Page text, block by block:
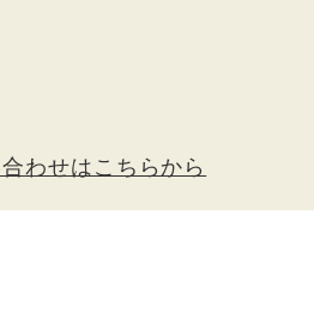
わせはこちらから